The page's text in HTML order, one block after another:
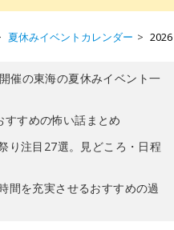
夏休みイベントカレンダー
催の東海の夏休みイベント一
すすめの怖い話まとめ
り注目27選。見どころ・日程
間を充実させるおすすめの過